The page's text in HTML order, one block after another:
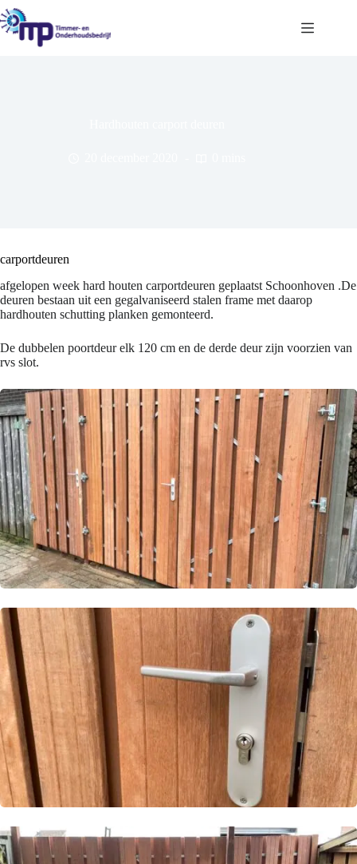
Ga
naar
de
carportdeuren
afgelopen week hard houten carportdeuren geplaatst Schoonhoven .De
deuren bestaan uit een gegalvaniseerd stalen frame met daarop
hardhouten schutting planken gemonteerd.
De dubbelen poortdeur elk 120 cm en de derde deur zijn voorzien van
rvs slot.